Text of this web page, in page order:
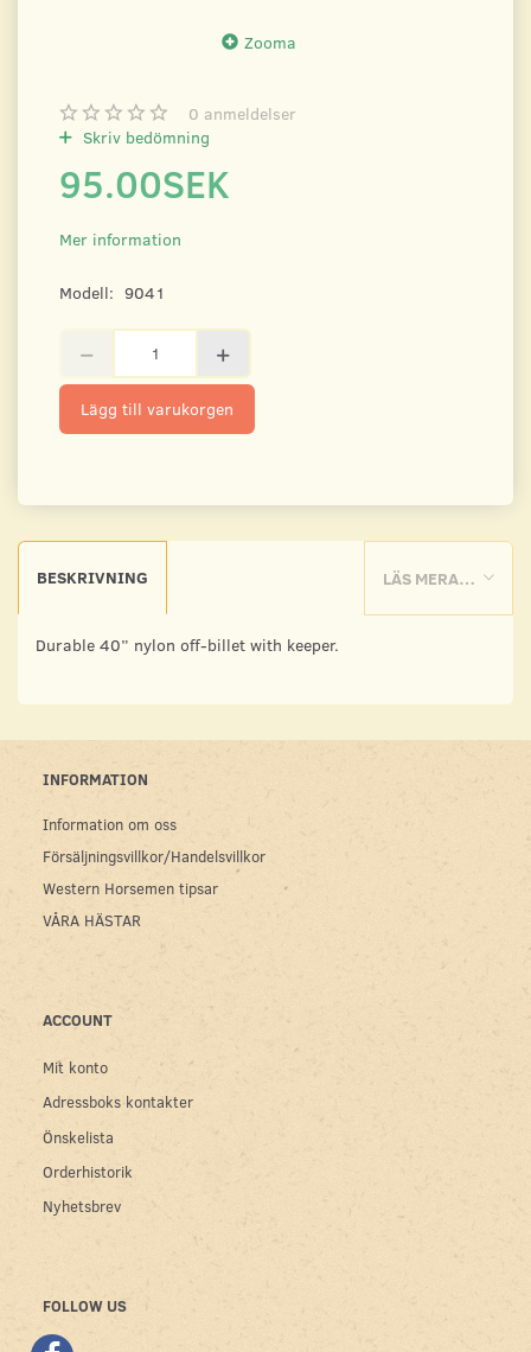
Zooma
0 anmeldelser
Skriv bedömning
95.00SEK
Mer information
Modell: 9041
Lägg till varukorgen
LÄS MERA…
BESKRIVNING
Durable 40” nylon off-billet with keeper.
INFORMATION
Information om oss
Försäljningsvillkor/Handelsvillkor
Western Horsemen tipsar
VÅRA HÄSTAR
ACCOUNT
Mit konto
Adressboks kontakter
Önskelista
Orderhistorik
Nyhetsbrev
FOLLOW US